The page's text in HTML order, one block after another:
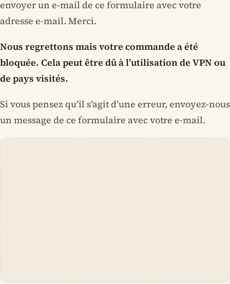
envoyer un e-mail de ce formulaire avec votre
adresse e-mail. Merci.
Nous regrettons mais votre commande a été
bloquée. Cela peut être dû à l’utilisation de VPN ou
de pays visités.
Si vous pensez qu’il s’agit d’une erreur, envoyez-nous
un message de ce formulaire avec votre e-mail.